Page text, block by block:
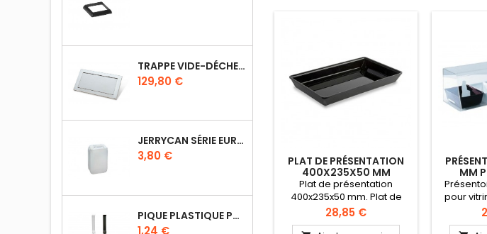
TRAPPE VIDE-DÉCHETS BASCULANT ENCASTRABLE EN INOX
Prix
129,80 €
JERRYCAN SÉRIE EURO UN DIN 61
Prix
3,80 €
PIQUE PLASTIQUE POUR ÉTIQUETTES SUR LES PLATS EN VITRINE
Prix
1,24 €
PLAT DE PRÉSENTATION
400X235X50 MM
Plat de présentation
400x235x50 mm. Plat de
présentation rectangulaire
pour traiteurs, charcutiers,
Prix
28,85 €
MM
pour
mm